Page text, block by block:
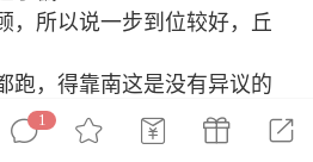
密？答：查看
查看卡密，或
— 查看订单，
1
，所以说一步到位较好，丘
跑，得靠南这是没有异议的